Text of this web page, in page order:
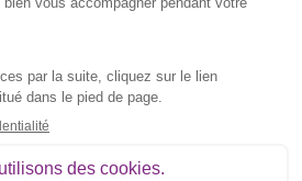
certifiante d’auxiliaire de vie. | Deux ans après leur
de renouvellement de la certification professionnelle
024 et ayant passé les épreuves finales entre 2019
recherche/rncp/39387/